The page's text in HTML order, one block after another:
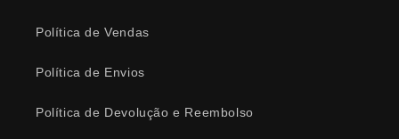
Política de Vendas
Política de Envios
Política de Devolução e Reembolso